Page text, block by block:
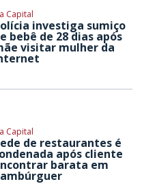
Capital
investiga sumiço
bebê de 28 dias após
visitar mulher da
Capital
de restaurantes é
após cliente
barata em